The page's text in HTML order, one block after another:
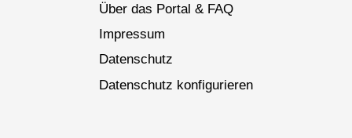
Über das Portal & FAQ
Impressum
Datenschutz
Datenschutz konfigurieren